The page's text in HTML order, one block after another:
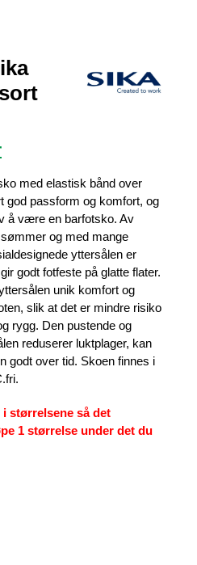
Nåværende
er:
1.509 kr.
med elastisk bånd over
passform og komfort, og
å være en barfotsko. Av
og med mange
yttersålen er
godt fotfeste på glatte flater.
unik komfort og
slik at det er mindre risiko
rygg. Den pustende og
reduserer luktplager, kan
godt over tid. Skoen finnes i
størrelsene så det
1 størrelse under det du